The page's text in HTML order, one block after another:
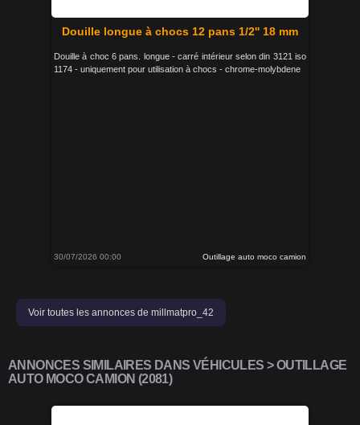
Douille longue à chocs 12 pans 1/2'' 18 mm
Douille à choc 6 pans. longue - carré intérieur selon din 3121 iso
1174 - uniquement pour utilisation à chocs - chrome-molybdene
30/07/2026 00:00 Outillage auto moco camion
Voir toutes les annonces de millmatpro_42
ANNONCES SIMILAIRES DANS VÉHICULES > OUTILLAGE
AUTO MOCO CAMION (2081)